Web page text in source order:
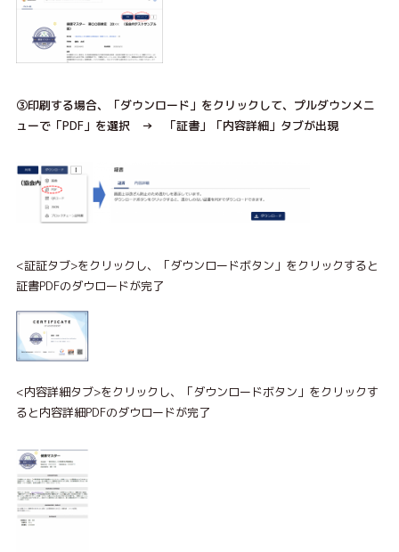
③印刷する場合、「ダウンロード」をクリックして、プルダウンメニ
ューで「PDF」を選択 → 「証書」「内容詳細」タブが出現
<証証タブ>をクリックし、「ダウンロードボタン」をクリックすると
証書PDFのダウロードが完了
<内容詳細タブ>をクリックし、「ダウンロードボタン」をクリックす
ると内容詳細PDFのダウロードが完了